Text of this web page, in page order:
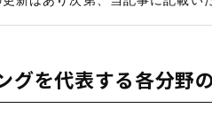
グを代表する各分野